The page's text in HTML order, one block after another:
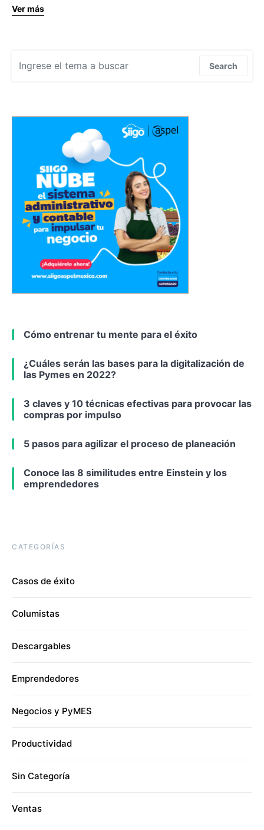
Ver más
Search
Cómo entrenar tu mente para el éxito
¿Cuáles serán las bases para la digitalización de
las Pymes en 2022?
3 claves y 10 técnicas efectivas para provocar las
compras por impulso
5 pasos para agilizar el proceso de planeación
Conoce las 8 similitudes entre Einstein y los
emprendedores
CATEGORÍAS
Casos de éxito
Columistas
Descargables
Emprendedores
Negocios y PyMES
Productividad
Sin Categoría
Ventas